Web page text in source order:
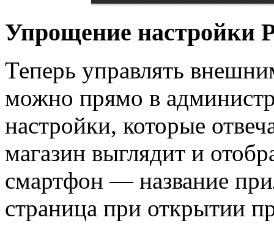
Упрощение настройки
Теперь управлять
можно прямо в
настройки, которые
магазин выглядит и
смартфон — название
страница при открытии